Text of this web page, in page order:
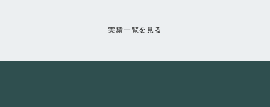
実績一覧を見る